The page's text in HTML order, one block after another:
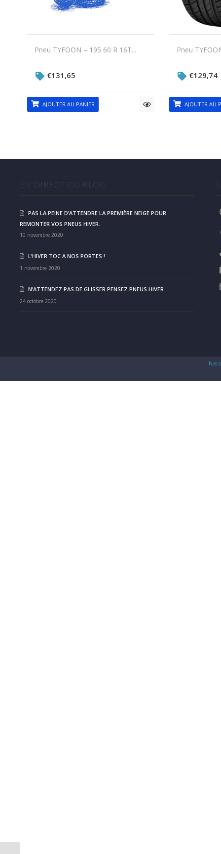
Pneu TYFOON – 195 60 R 16T...
€131,65
AJOUTER AU PANIER
Pneu
€129,74
AJOUTER AU
EN DIRECT DU BLOG
PAS LA PEINE D’ATTENDRE LA PREMIÈRE NEIGE POUR
REMONTER VOS PNEUS HIVER.
10 novembre 2020
L’HIVER TOC A NOS PORTES !
1 novembre 2020
N’ATTENDEZ PAS DE GLISSER PENSEZ PNEUS HIVER
24 octobre 2020
Nos